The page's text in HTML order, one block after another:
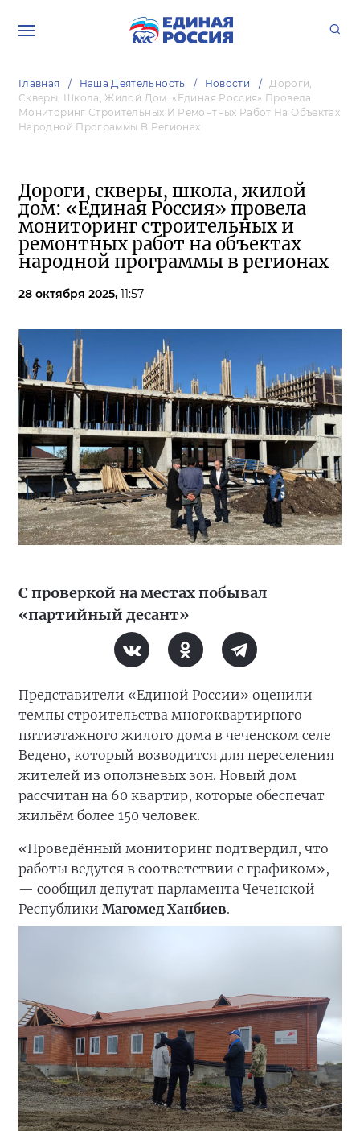
Главная Наша Деятельность Новости
Дороги,
Скверы, Школа, Жилой Дом: «Единая Россия» Провела
Мониторинг Строительных И Ремонтных Работ На Объектах
Народной Программы В Регионах
Дороги, скверы, школа, жилой
дом: «Единая Россия» провела
мониторинг строительных и
ремонтных работ на объектах
народной программы в регионах
28 октября 2025, 11:57
С проверкой на местах побывал
«партийный десант»
Представители «Единой России» оценили
темпы строительства многоквартирного
пятиэтажного жилого дома в чеченском селе
Ведено, который возводится для переселения
жителей из оползневых зон. Новый дом
рассчитан на 60 квартир, которые обеспечат
жильём более 150 человек.
«Проведённый мониторинг подтвердил, что
работы ведутся в соответствии с графиком»,
— сообщил депутат парламента Чеченской
Республики Магомед Ханбиев.